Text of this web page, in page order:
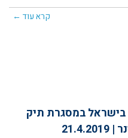
קרא עוד ←
בישראל במסגרת תיק